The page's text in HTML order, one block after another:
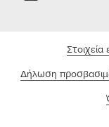
Στοιχεία
Δήλωση